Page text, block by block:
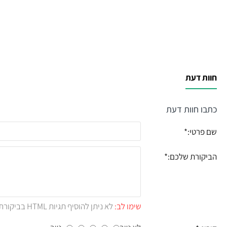
חוות דעת
כתבו חוות דעת
שם פרטי:
הביקורת שלכם:
שימו לב: לא ניתן להוסיף תגיות HTML בביקורת.!